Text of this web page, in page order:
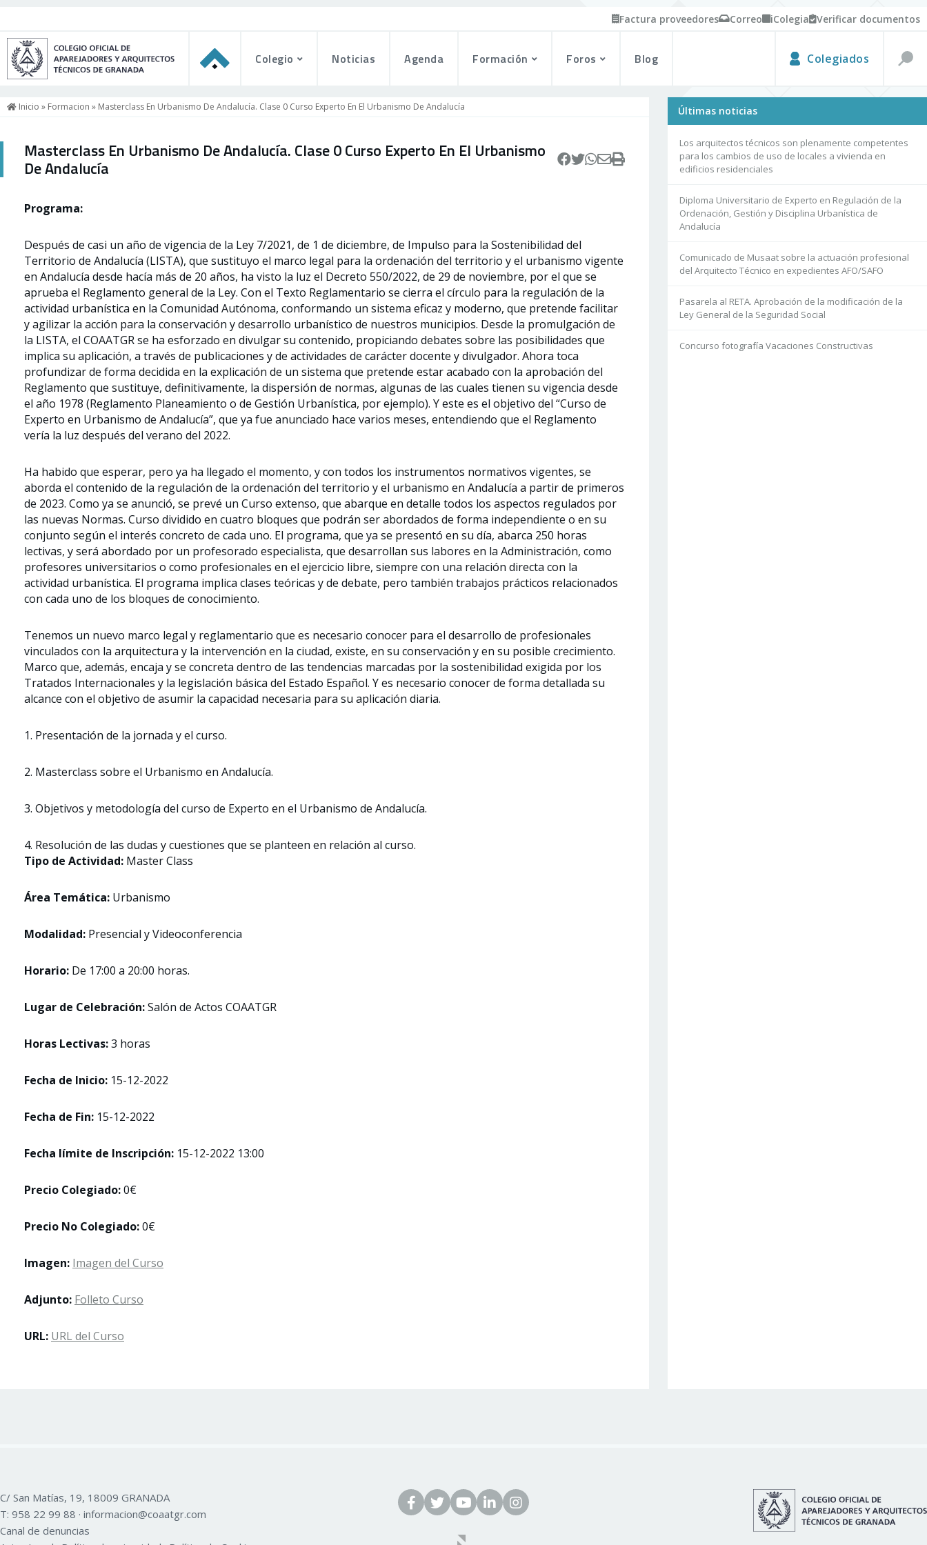
Factura proveedores Correo iColegia Verificar documentos
Colegio Noticias Agenda Formación Foros Blog Colegiados
Inicio » Formacion » Masterclass En Urbanismo De Andalucía. Clase 0 Curso Experto En El Urbanismo De Andalucía
Masterclass En Urbanismo De Andalucía. Clase 0 Curso Experto En El Urbanismo
De Andalucía
Programa:
Después de casi un año de vigencia de la Ley 7/2021, de 1 de diciembre, de Impulso para la Sostenibilidad del
Territorio de Andalucía (LISTA), que sustituyo el marco legal para la ordenación del territorio y el urbanismo vigente
en Andalucía desde hacía más de 20 años, ha visto la luz el Decreto 550/2022, de 29 de noviembre, por el que se
aprueba el Reglamento general de la Ley. Con el Texto Reglamentario se cierra el círculo para la regulación de la
actividad urbanística en la Comunidad Autónoma, conformando un sistema eficaz y moderno, que pretende facilitar
y agilizar la acción para la conservación y desarrollo urbanístico de nuestros municipios. Desde la promulgación de
la LISTA, el COAATGR se ha esforzado en divulgar su contenido, propiciando debates sobre las posibilidades que
implica su aplicación, a través de publicaciones y de actividades de carácter docente y divulgador. Ahora toca
profundizar de forma decidida en la explicación de un sistema que pretende estar acabado con la aprobación del
Reglamento que sustituye, definitivamente, la dispersión de normas, algunas de las cuales tienen su vigencia desde
el año 1978 (Reglamento Planeamiento o de Gestión Urbanística, por ejemplo). Y este es el objetivo del “Curso de
Experto en Urbanismo de Andalucía”, que ya fue anunciado hace varios meses, entendiendo que el Reglamento
vería la luz después del verano del 2022.
Ha habido que esperar, pero ya ha llegado el momento, y con todos los instrumentos normativos vigentes, se
aborda el contenido de la regulación de la ordenación del territorio y el urbanismo en Andalucía a partir de primeros
de 2023. Como ya se anunció, se prevé un Curso extenso, que abarque en detalle todos los aspectos regulados por
las nuevas Normas. Curso dividido en cuatro bloques que podrán ser abordados de forma independiente o en su
conjunto según el interés concreto de cada uno. El programa, que ya se presentó en su día, abarca 250 horas
lectivas, y será abordado por un profesorado especialista, que desarrollan sus labores en la Administración, como
profesores universitarios o como profesionales en el ejercicio libre, siempre con una relación directa con la
actividad urbanística. El programa implica clases teóricas y de debate, pero también trabajos prácticos relacionados
con cada uno de los bloques de conocimiento.
Tenemos un nuevo marco legal y reglamentario que es necesario conocer para el desarrollo de profesionales
vinculados con la arquitectura y la intervención en la ciudad, existe, en su conservación y en su posible crecimiento.
Marco que, además, encaja y se concreta dentro de las tendencias marcadas por la sostenibilidad exigida por los
Tratados Internacionales y la legislación básica del Estado Español. Y es necesario conocer de forma detallada su
alcance con el objetivo de asumir la capacidad necesaria para su aplicación diaria.
1. Presentación de la jornada y el curso.
2. Masterclass sobre el Urbanismo en Andalucía.
3. Objetivos y metodología del curso de Experto en el Urbanismo de Andalucía.
4. Resolución de las dudas y cuestiones que se planteen en relación al curso.
Tipo de Actividad: Master Class
Área Temática: Urbanismo
Modalidad: Presencial y Videoconferencia
Horario: De 17:00 a 20:00 horas.
Lugar de Celebración:Salón de Actos COAATGR
Horas Lectivas:3 horas
Fecha de Inicio: 15-12-2022
Fecha de Fin: 15-12-2022
Fecha límite de Inscripción: 15-12-2022 13:00
Precio Colegiado:0€
Precio No Colegiado:0€
Imagen: Imagen del Curso
Adjunto: Folleto Curso
URL: URL del Curso
Últimas noticias
Los arquitectos técnicos son plenamente competentes
para los cambios de uso de locales a vivienda en
edificios residenciales
Diploma Universitario de Experto en Regulación de la
Ordenación, Gestión y Disciplina Urbanística de
Andalucía
Comunicado de Musaat sobre la actuación profesional
del Arquitecto Técnico en expedientes AFO/SAFO
Pasarela al RETA. Aprobación de la modificación de la
Ley General de la Seguridad Social
Concurso fotografía Vacaciones Constructivas
C/ San Matías, 19, 18009 GRANADA
T: 958 22 99 88 · informacion@coaatgr.com
Canal de denuncias